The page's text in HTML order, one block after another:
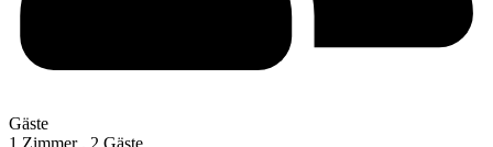
Gäste
1 Zimmer , 2 Gäste